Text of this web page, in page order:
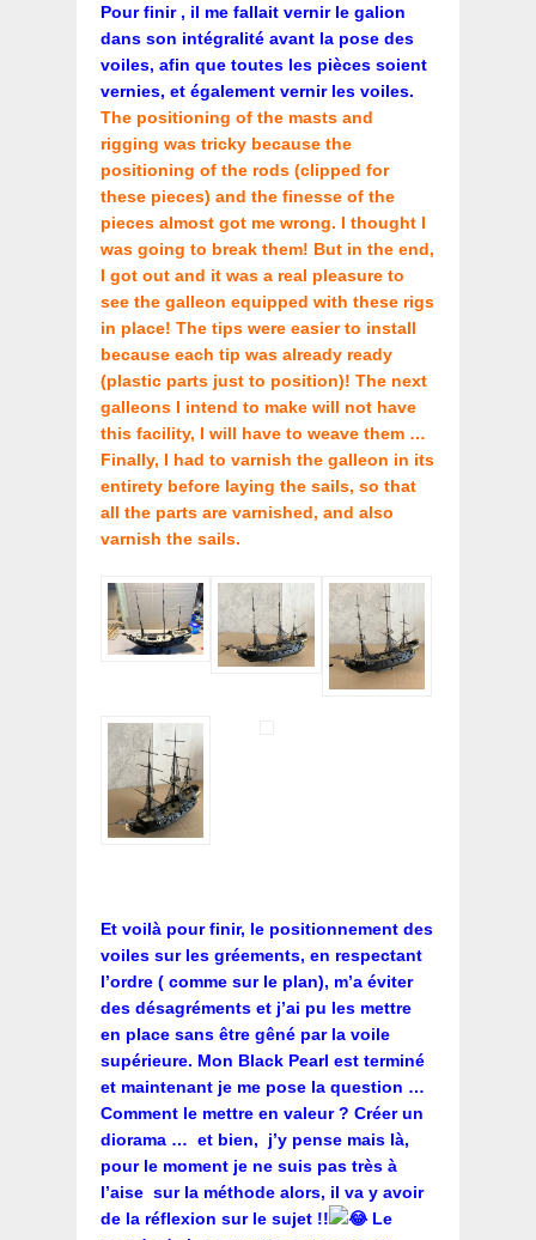
Pour finir , il me fallait vernir le galion
dans son intégralité avant la pose des
voiles, afin que toutes les pièces soient
vernies, et également vernir les voiles.
The positioning of the masts and
rigging was tricky because the
positioning of the rods (clipped for
these pieces) and the finesse of the
pieces almost got me wrong. I thought I
was going to break them! But in the end,
I got out and it was a real pleasure to
see the galleon equipped with these rigs
in place! The tips were easier to install
because each tip was already ready
(plastic parts just to position)! The next
galleons I intend to make will not have
this facility, I will have to weave them …
Finally, I had to varnish the galleon in its
entirety before laying the sails, so that
all the parts are varnished, and also
varnish the sails.
Et voilà pour finir, le positionnement des
voiles sur les gréements, en respectant
l’ordre ( comme sur le plan), m’a éviter
des désagréments et j’ai pu les mettre
en place sans être gêné par la voile
supérieure. Mon Black Pearl est terminé
et maintenant je me pose la question …
Comment le mettre en valeur ? Créer un
diorama … et bien, j’y pense mais là,
pour le moment je ne suis pas très à
l’aise sur la méthode alors, il va y avoir
de la réflexion sur le sujet !!
Le